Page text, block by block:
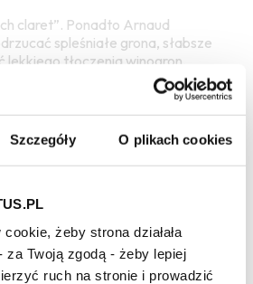
Szczegóły O plikach cookies
żeby strona działała
za Twoją zgodą - żeby lepiej
ruch na stronie i prowadzić
claret”. Ponadto Arnaud
spleśniałe grona, słabsze
lekkiego tłoczenia winogron,
wino było bardziej krzepkie,
koloru i charakteru. Wszystkie
dopiero dwa wieki
Anglii i w Polsce określane były
Graves znane było na długo
dwukrotnie więcej niż